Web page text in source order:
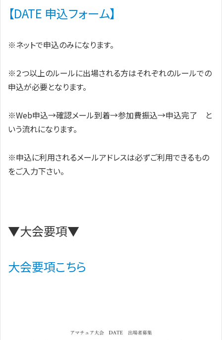
【DATE 申込フォーム】
※ネットで申込のみになります。
※２つ以上のルールに出場される方はそれぞれのルールでの
申込が必要となります。
※Web申込→確認メール到着→参加費振込→申込完了 と
いう流れになります。
※申込に利用されるメールアドレスは必ずご利用できるもの
をご入力下さい。
▼大会要項▼
大会要項こちら